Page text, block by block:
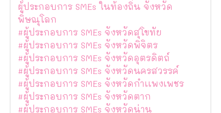
ผู้ประกอบการ SMEs ในท้องถิ่น จังหวัด
พิษณุโลก
#ผู้ประกอบการ SMEs จังหวัดสุโขทัย
#ผู้ประกอบการ SMEs จังหวัดพิจิตร
#ผู้ประกอบการ SMEs จังหวัดอุตรดิตถ์
#ผู้ประกอบการ SMEs จังหวัดนครสวรรค์
#ผู้ประกอบการ SMEs จังหวัดกำเเพงเพชร
#ผู้ประกอบการ SMEs จังหวัดตาก
#ผู้ประกอบการ SMEs จังหวัดน่าน